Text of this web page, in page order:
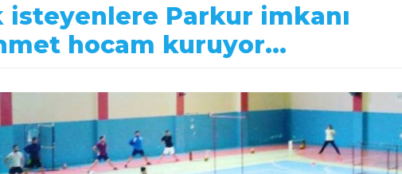
isteyenlere Parkur imkanı
hocam kuruyor...